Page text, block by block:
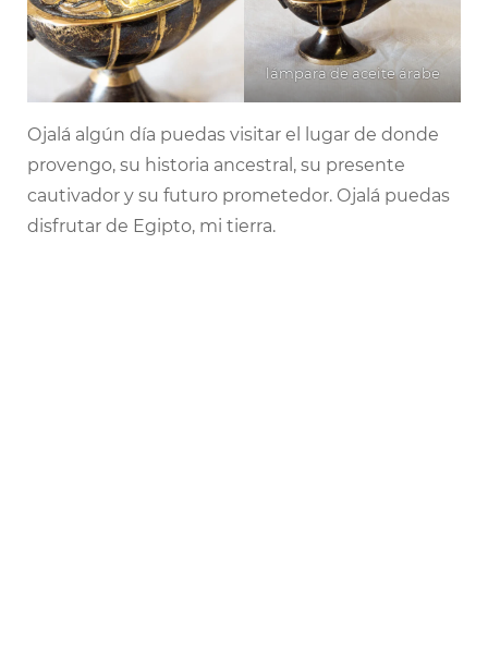
lámpara de aceite árabe
Ojalá algún día puedas visitar el lugar de donde
provengo, su historia ancestral, su presente
cautivador y su futuro prometedor. Ojalá puedas
disfrutar de Egipto, mi tierra.